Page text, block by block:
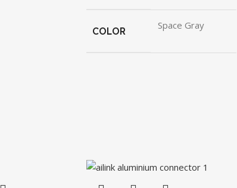
COLOR Space Gray